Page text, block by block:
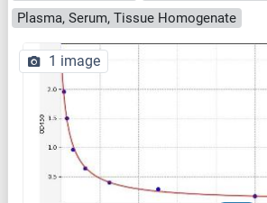
Plasma, Serum, Tissue Homogenate
1 image